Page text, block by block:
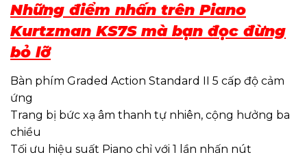
Những điểm nhấn trên Piano
Kurtzman KS7S mà bạn đọc đừng
bỏ lỡ
Bàn phím Graded Action Standard II 5 cấp độ cảm
ứng
Trang bị bức xạ âm thanh tự nhiên, cộng hưởng ba
chiều
Tối ưu hiệu suất Piano chỉ với 1 lần nhấn nút